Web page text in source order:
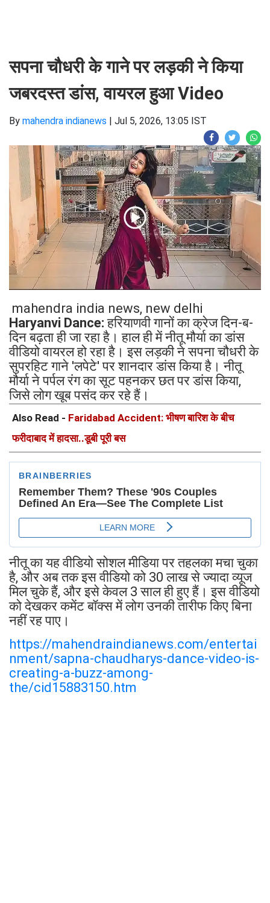
सपना चौधरी के गाने पर लड़की ने किया
जबरदस्त डांस, वायरल हुआ Video
By mahendra indianews | Jul 5, 2026, 13:05 IST
mahendra india news, new delhi
Haryanvi Dance:हरियाणवी गानों का क्रेज दिन-ब-
दिन बढ़ता ही जा रहा है। हाल ही में नीतू मौर्या का डांस
वीडियो वायरल हो रहा है। इस लड़की ने सपना चौधरी के
सुपरहिट गाने 'लपेटे' पर शानदार डांस किया है। नीतू
मौर्या ने पर्पल रंग का सूट पहनकर छत पर डांस किया,
जिसे लोग खूब पसंद कर रहे हैं।
Also Read - Faridabad Accident: भीषण बारिश के बीच
फरीदाबाद में हादसा..डूबी पूरी बस
नीतू का यह वीडियो सोशल मीडिया पर तहलका मचा चुका
है, और अब तक इस वीडियो को 30 लाख से ज्यादा व्यूज
मिल चुके हैं, और इसे केवल 3 साल ही हुए हैं। इस वीडियो
को देखकर कमेंट बॉक्स में लोग उनकी तारीफ किए बिना
नहीं रह पाए।
https://mahendraindianews.com/entertai
nment/sapna-chaudharys-dance-video-is-
creating-a-buzz-among-
the/cid15883150.htm